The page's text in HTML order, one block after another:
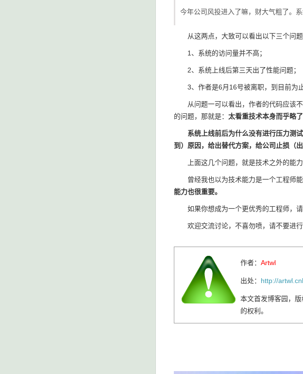
今年公司风投进入了嘛，财大气粗了。
从这两点，大致可以看出以下三个问题
1、系统的访问量并不高；
2、系统上线后第三天出了性能问题；
3、作者是6月16号被离职，到目前为止
从问题一可以看出，作者的代码应该不
的问题，那就是： 太看重技术本身而乎略
系统上线前后为什么没有进行压力测
到）原因，给出替代方案，给公司止损（
上面这几个问题，就是技术之外的能力
曾经我也以为技术能力是一个工程师能
能力也很重要。
如果你想成为一个更优秀的工程师，请
欢迎交流讨论，不喜勿喷，请不要进行
作者： Artwl
出处： http://
本文首发博客园，
的权利。